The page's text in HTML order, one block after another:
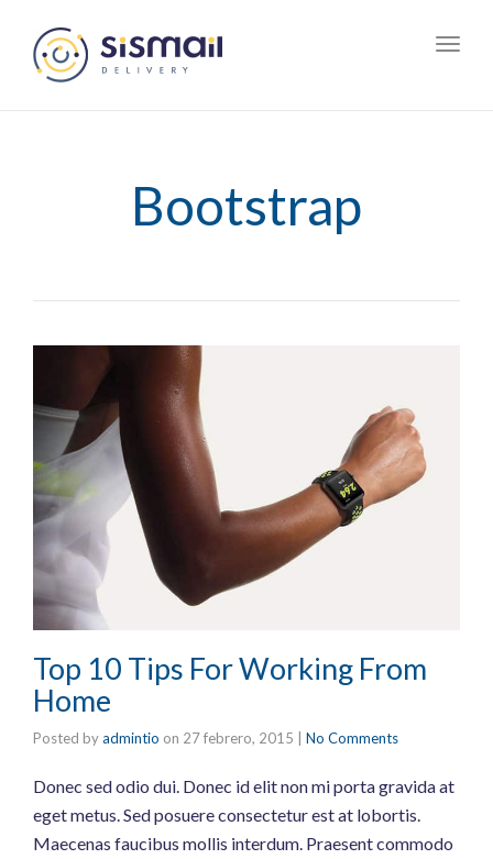
Bootstrap
Top 10 Tips For Working From
Home
Posted byadmintio on 27 febrero, 2015 No Comments
Donec sed odio dui. Donec id elit non mi porta gravida at
eget metus. Sed posuere consectetur est at lobortis.
Maecenas faucibus mollis interdum. Praesent commodo